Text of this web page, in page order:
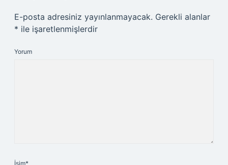
E-posta adresiniz yayınlanmayacak. Gerekli alanlar
* ile işaretlenmişlerdir
Yorum
İsim*